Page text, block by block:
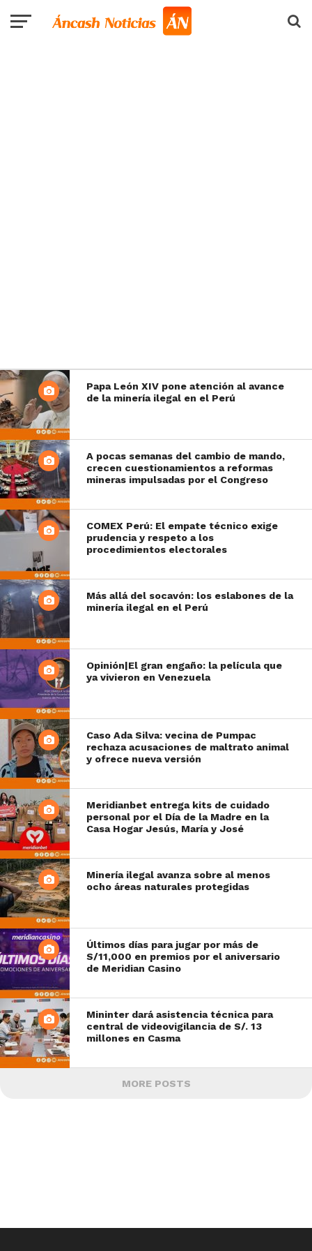
Papa León XIV pone atención al avance
de la minería ilegal en el Perú
A pocas semanas del cambio de mando,
crecen cuestionamientos a reformas
mineras impulsadas por el Congreso
COMEX Perú: El empate técnico exige
prudencia y respeto a los
procedimientos electorales
Más allá del socavón: los eslabones de la
minería ilegal en el Perú
Opinión|El gran engaño: la película que
ya vivieron en Venezuela
Caso Ada Silva: vecina de Pumpac
rechaza acusaciones de maltrato animal
y ofrece nueva versión
Meridianbet entrega kits de cuidado
personal por el Día de la Madre en la
Casa Hogar Jesús, María y José
Minería ilegal avanza sobre al menos
ocho áreas naturales protegidas
Últimos días para jugar por más de
S/11,000 en premios por el aniversario
de Meridian Casino
Mininter dará asistencia técnica para
central de videovigilancia de S/. 13
millones en Casma
MORE POSTS